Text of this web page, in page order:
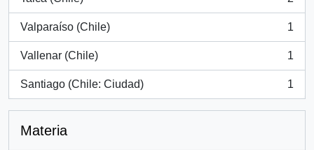
, 2 resultados
Valparaíso (Chile)
, 1 resultados
1
Vallenar (Chile)
, 1 resultados
1
Santiago (Chile: Ciudad)
, 1 resultados
1
Materia